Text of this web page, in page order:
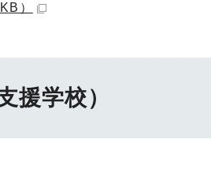
）
援学校）